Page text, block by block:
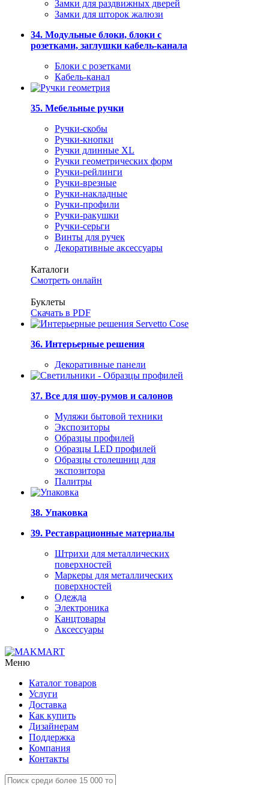
Замки для раздвижных дверей
Замки для шторок жалюзи
34. Модульные блоки, блоки с
розетками, заглушки кабель-канала
Блоки с розетками
Кабель-канал
35. Мебельные ручки
Ручки-скобы
Ручки-кнопки
Ручки длинные XL
Ручки геометрических форм
Ручки-рейлинги
Ручки-врезные
Ручки-накладные
Ручки-профили
Ручки-ракушки
Ручки-серьги
Винты для ручек
Декоративные аксессуары
Каталоги
Смотреть онлайн
Буклеты
Скачать в PDF
36. Интерьерные решения
Декоративные панели
37. Все для шоу-румов и салонов
Муляжи бытовой техники
Экспозиторы
Образцы профилей
Образцы LED профилей
Образцы столешниц для
экспозитора
Палитры
38. Упаковка
39. Реставрационные материалы
Штрихи для металлических
поверхностей
Маркеры для металлических
поверхностей
Одежда
Электроника
Канцтовары
Аксессуары
Меню
Каталог товаров
Услуги
Доставка
Как купить
Дизайнерам
Поддержка
Компания
Контакты